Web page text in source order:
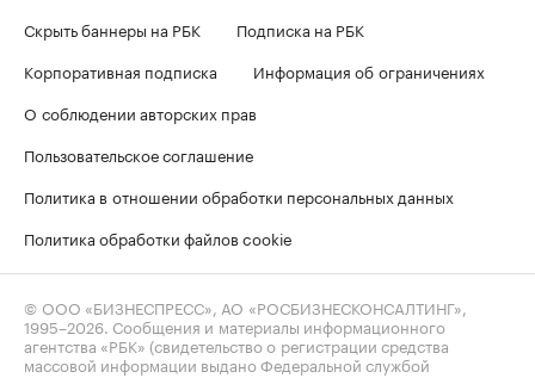
Скрыть баннеры на РБК
Подписка на РБК
Корпоративная подписка
Информация об ограничениях
О соблюдении авторских прав
Пользовательское соглашение
Политика в отношении обработки персональных данных
Политика обработки файлов cookie
© ООО «БИЗНЕСПРЕСС», АО «РОСБИЗНЕСКОНСАЛТИНГ»,
1995–2026 . Сообщения и материалы информационного
агентства «РБК» (свидетельство о регистрации средства
массовой информации выдано Федеральной службой